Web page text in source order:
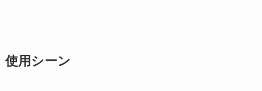
使用シーン